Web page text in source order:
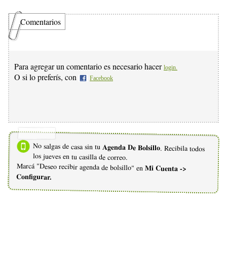
Comentarios
Para agregar un comentario es necesario hacer login.
O si lo preferís, con Facebook
No salgas de casa sin tu Agenda De Bolsillo. Recibila todos
los jueves en tu casilla de correo.
Marcá "Deseo recibir agenda de bolsillo" en Mi Cuenta ->
Configurar.